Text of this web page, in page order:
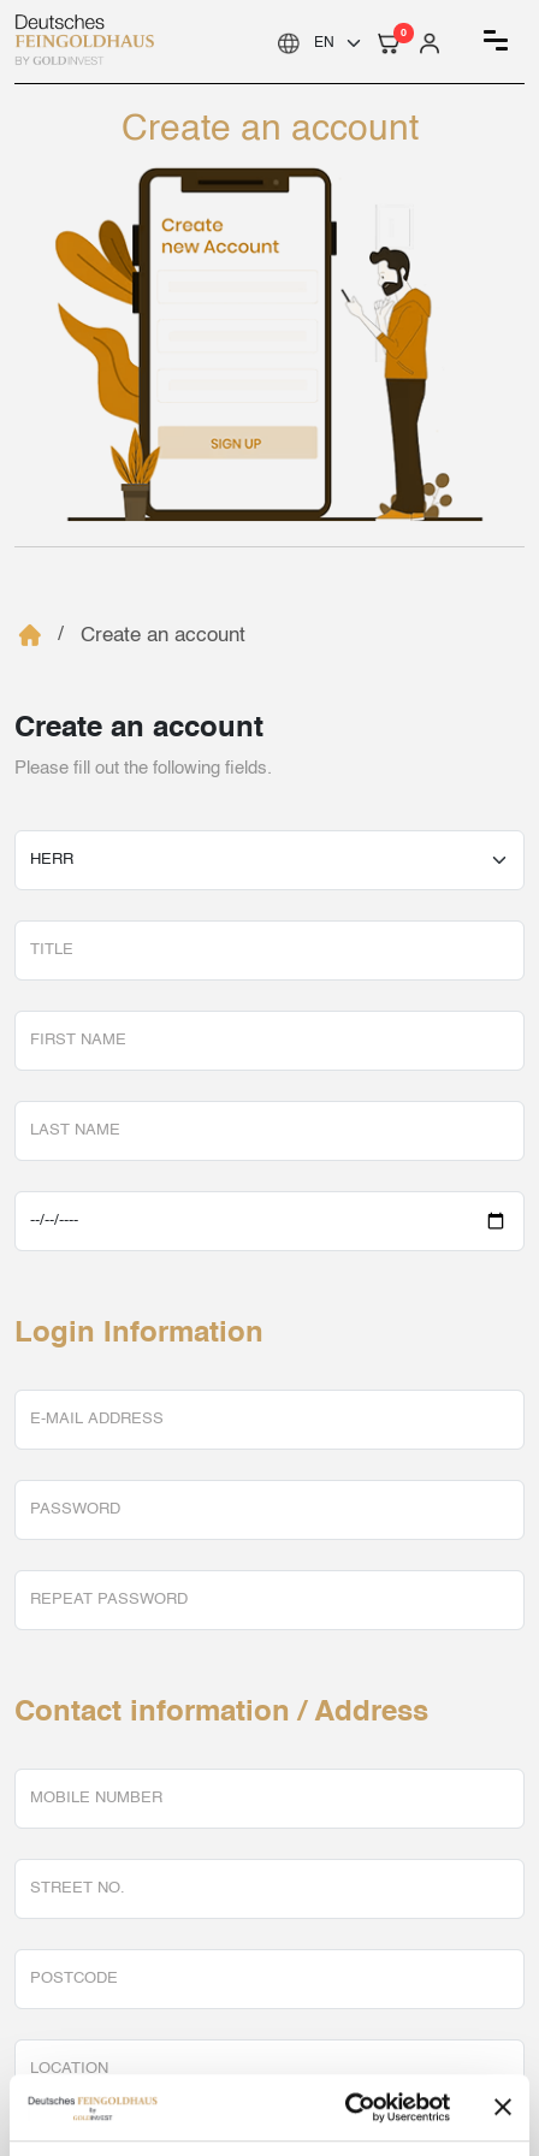
0
Create an account
Create an account
Create an account
Please fill out the following fields.
Login Information
Contact information / Address